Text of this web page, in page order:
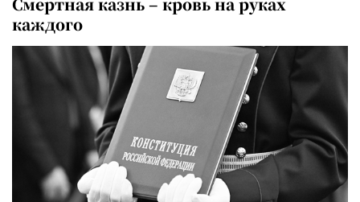
каждого